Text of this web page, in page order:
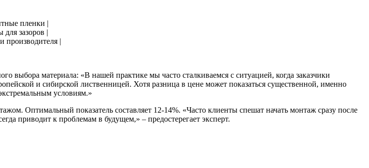
пленки |
зазоров |
производителя |
выбора материала: «В нашей практике мы часто сталкиваемся с ситуацией, когда заказчики
и сибирской лиственницей. Хотя разница в цене может показаться существенной, именно
условиям.»
Оптимальный показатель составляет 12-14%. «Часто клиенты спешат начать монтаж сразу после
приводит к проблемам в будущем,» – предостерегает эксперт.